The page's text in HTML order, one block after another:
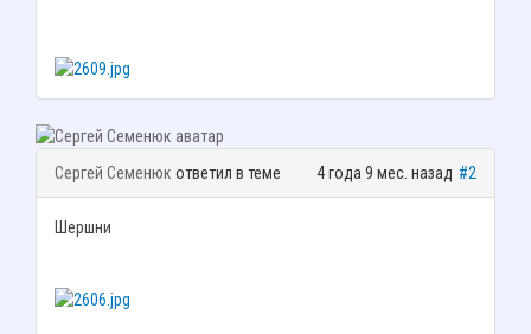
Сергей Семенюк ответил в теме #2
4 года 9 мес. назад
Шершни